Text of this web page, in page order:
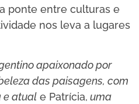
ponte entre culturas e
nos leva a lugares
apaixonado por
das paisagens, com
e atual e Patrícia, uma